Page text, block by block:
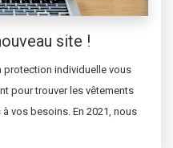
site !
protection individuelle vous
pour trouver les vêtements
vos besoins. En 2021, nous